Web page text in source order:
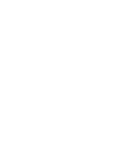
内＆設定した発送日数内に発送してい
内に発送しています
に発送しています